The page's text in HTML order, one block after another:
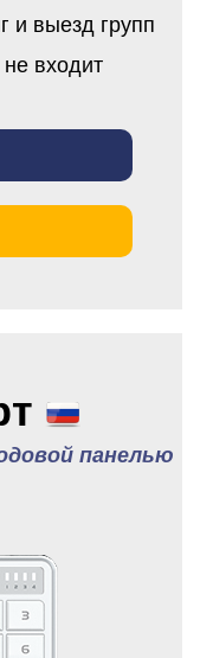
и выезд групп
входит
панелью